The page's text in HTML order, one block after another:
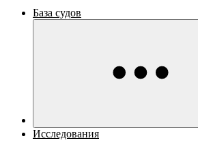
База судов
Исследования